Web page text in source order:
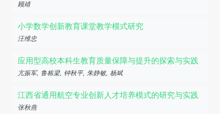
顾靖
小学数学创新教育课堂教学模式研究
汪维忠
应用型高校本科生教育质量保障与提升的探索与实践
亢振军, 鲁栋梁, 钟秋平, 朱静敏, 杨斌
江西省通用航空专业创新人才培养模式的研究与实践
张秋燕